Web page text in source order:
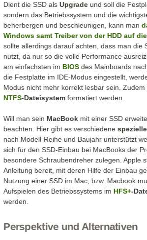
Dient die SSD alsUpgrade und soll die
sondern das Betriebssystem und die
beherbergen und beschleunigen, kann man
Windows samt Treiber von der HDD auf
sollte allerdings darauf achten, dass man die
nutzt, da nur so die volle Performance
am einfachsten imBIOS des Mainboards
die Festplatte im IDE-Modus eingestellt,
Modus nicht mehr korrekt lesbar sein. Zudem
NTFS-Dateisystemformatiert werden.
Will man seinMacBook mit einer SSD
beachten. Hier gibt es verschiedene
nach Modell-Reihe und Baujahr unterstützt
sich für den SSD-Einbau bei MacBooks der
besondere Schraubendreher zulegen. Apple
Anleitung bereit, mit deren Hilfe der Einbau
Nutzung einer SSD im Mac, bzw. Macbook
Aufspielen des Betriebssystems imHFS+-
werden.
Perspektive und Alternativen